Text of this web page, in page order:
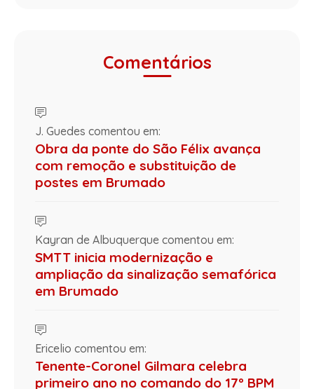
Comentários
J. Guedes comentou em:
Obra da ponte do São Félix avança
com remoção e substituição de
postes em Brumado
Kayran de Albuquerque comentou em:
SMTT inicia modernização e
ampliação da sinalização semafórica
em Brumado
Ericelio comentou em:
Tenente-Coronel Gilmara celebra
primeiro ano no comando do 17º BPM